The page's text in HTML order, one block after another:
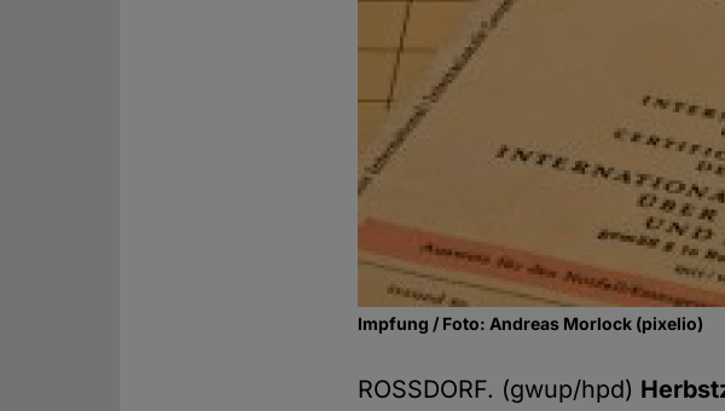
Impfung / Foto: Andreas Morlock (pixelio)
ROSSDORF. (gwup/hpd)